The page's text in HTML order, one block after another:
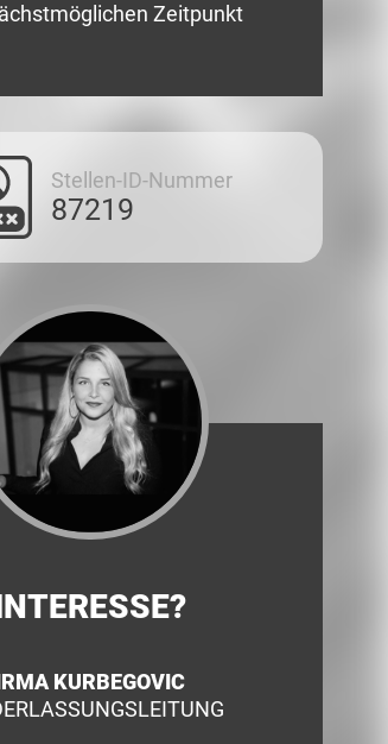
Zeitpunkt
Stellen-ID-Nummer
87219
KURBEGOVIC